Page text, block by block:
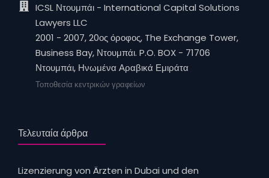
ICSL Ντουμπάι - International Capital Solutions
Lawyers LLC
2001 - 2007, 20ος όροφος, The Exchange Tower,
Business Bay, Ντουμπάι. P.O. BOX - 71706
Ντουμπάι, Ηνωμένα Αραβικά Εμιράτα
Τοποθεσία κεντρικών γραφείων
Τελευταία άρθρα
Lizenzierung von Ärzten in Dubai und den